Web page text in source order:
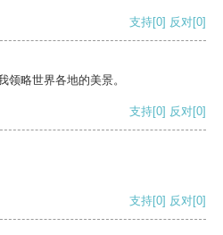
支持[0] 反对[0]
领略世界各地的美景。
支持[0] 反对[0]
支持[0] 反对[0]